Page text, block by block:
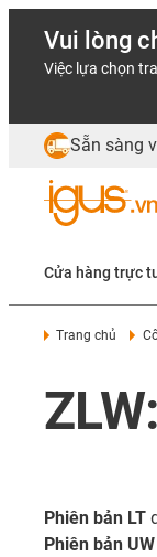
Vui lòng
Việc lựa chọn
Sẵn sàng
Cửa hàng trực
Trang chủ
Phiên bản LT
Phiên bản UW